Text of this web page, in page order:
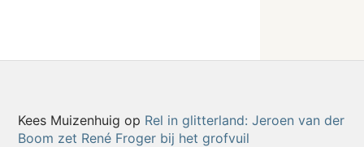
Kees Muizenhuig op Rel in glitterland: Jeroen van der
Boom zet René Froger bij het grofvuil